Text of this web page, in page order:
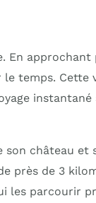
En approchant
le temps. Cette
instantané
son château et
près de 3
les parcourir